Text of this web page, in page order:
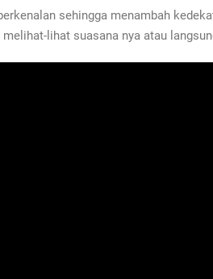
sehingga menambah
lihat suasana nya atau